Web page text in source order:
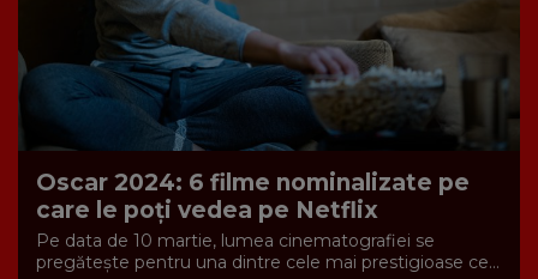
Oscar 2024: 6 filme nominalizate pe
care le poți vedea pe Netflix
Pe data de 10 martie, lumea cinematografiei se
pregătește pentru una dintre cele mai prestigioase ce...